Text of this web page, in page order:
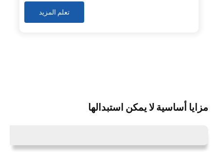
تعلم المزيد
مزايا أساسية لا يمكن استبدالها